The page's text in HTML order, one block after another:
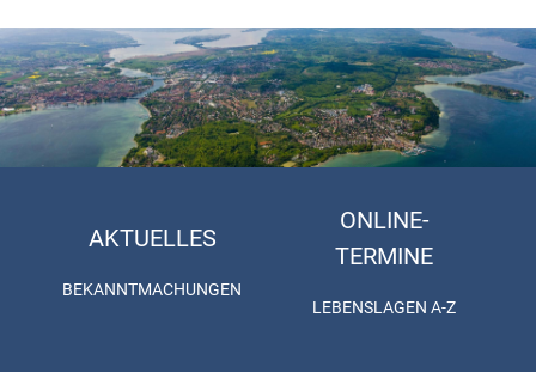
AKTUELLES
BEKANNTMACHUNGEN
ONLINE-
TERMINE
LEBENSLAGEN A-Z